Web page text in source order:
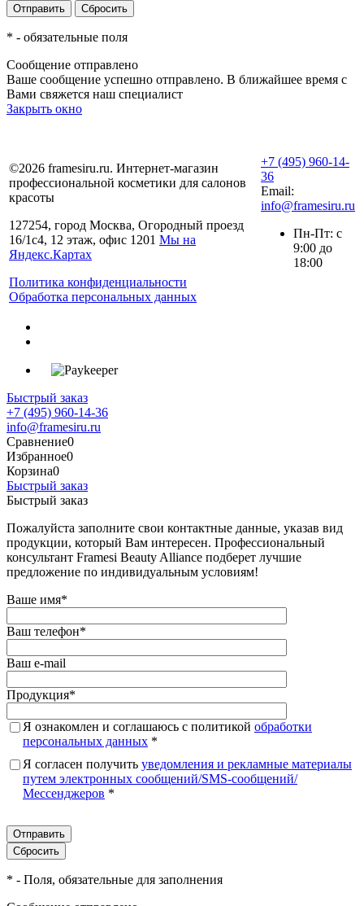
* - обязательные поля
Сообщение отправлено
Ваше сообщение успешно отправлено. В ближайшее время с
Вами свяжется наш специалист
Закрыть окно
©2026 framesiru.ru. Интернет-магазин
профессиональной косметики для салонов
красоты
127254, город Москва, Огородный проезд
16/1с4, 12 этаж, офис 1201 Мы на
Яндекс.Картах
Политика конфиденциальности
Обработка персональных данных
+7 (495) 960-14-
36
Email:
info@framesiru.ru
Пн-Пт: с
9:00 до
18:00
Быстрый заказ
+7 (495) 960-14-36
info@framesiru.ru
Сравнение0
Избранное0
Корзина0
Быстрый заказ
Быстрый заказ
Пожалуйста заполните свои контактные данные, указав вид
продукции, который Вам интересен. Профессиональный
консультант Framesi Beauty Alliance подберет лучшие
предложение по индивидуальным условиям!
Ваше имя*
Ваш телефон*
Ваш e-mail
Продукция*
Я ознакомлен и соглашаюсь с политикой обработки
персональных данных *
Я согласен получить уведомления и рекламные материалы
путем электронных сообщений/SMS-сообщений/
Мессенджеров *
* - Поля, обязательные для заполнения